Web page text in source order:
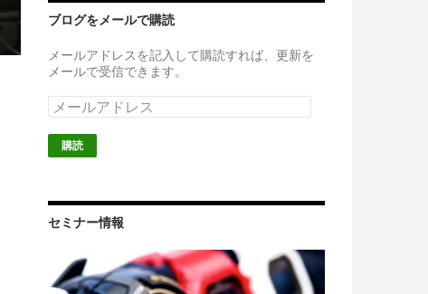
ブログをメールで購読
メールアドレスを記入して購読すれば、更新を
メールで受信できます。
メ
ー
ル
ア
ス
セミナー情報